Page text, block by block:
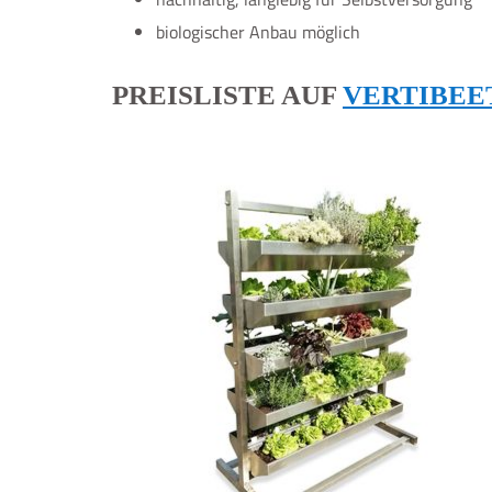
biologischer Anbau möglich
PREISLISTE AUF